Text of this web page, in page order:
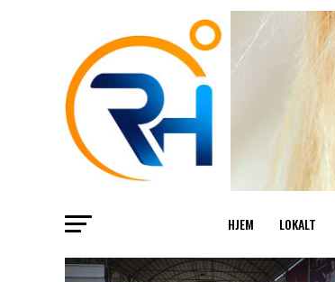
HJEM LOKALT